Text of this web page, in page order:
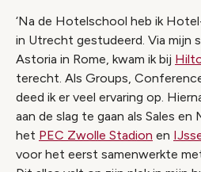
‘Na de Hotelschool heb ik
in Utrecht gestudeerd. Via mijn
Astoria in Rome, kwam ik bij
terecht. Als Groups,
deed ik er veel ervaring op.
aan de slag te gaan als Sales en
het PEC Zwolle Stadion en
voor het eerst samenwerkte